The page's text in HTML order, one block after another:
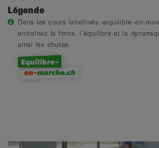
Légende
Dans les cours labellisés «equilibre-en-
entraînez la force, l’équilibre et la
ainsi les chutes.